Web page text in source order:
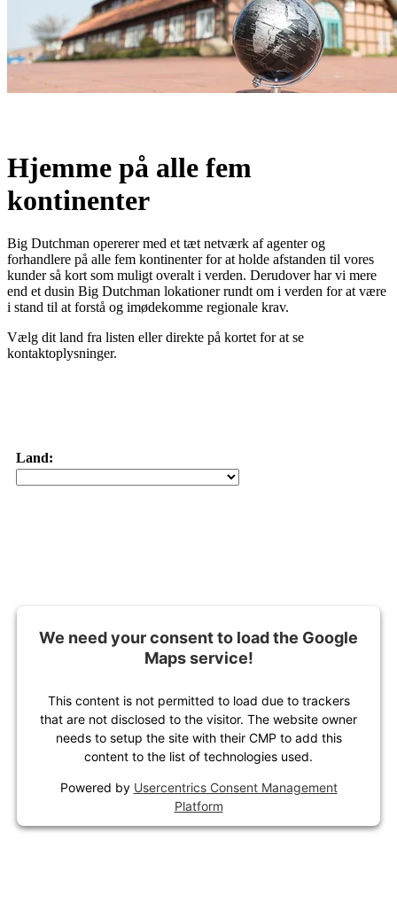
Hjemme på alle fem
kontinenter
Big Dutchman opererer med et tæt netværk af agenter og
forhandlere på alle fem kontinenter for at holde afstanden til vores
kunder så kort som muligt overalt i verden. Derudover har vi mere
end et dusin Big Dutchman lokationer rundt om i verden for at være
i stand til at forstå og imødekomme regionale krav.
Vælg dit land fra listen eller direkte på kortet for at se
kontaktoplysninger.
Land:
We need your consent to load the Google
Maps service!
This content is not permitted to load due to trackers
that are not disclosed to the visitor. The website owner
needs to setup the site with their CMP to add this
content to the list of technologies used.
Powered by Usercentrics Consent Management
Platform